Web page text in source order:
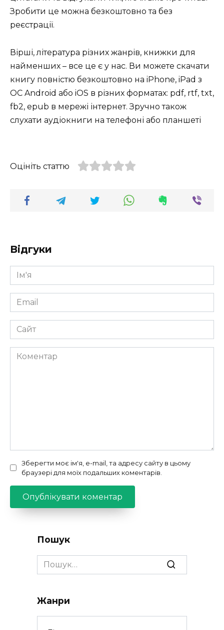
Зробити це можна безкоштовно та без
реєстрації.
Вірші, література різних жанрів, книжки для
найменших – все це є у нас. Ви можете скачати
книгу повністю безкоштовно на iPhone, iPad з
ОС Android або iOS в різних форматах: pdf, rtf, txt,
fb2, epub в мережі інтернет. Зручно також
слухати аудіокниги на телефоні або планшеті
Оцініть статтю
Відгуки
Ім'я
*
Email
*
Сайт
Коментар
Зберегти моє ім'я, e-mail, та адресу сайту в цьому
браузері для моїх подальших коментарів.
Пошук
Search
for:
Жанри